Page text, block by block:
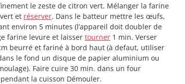
le zeste de citron vert. Mélanger la farine
et réserver. Dans le batteur mettre les œufs,
environ 5 minutes (l’appareil doit doubler de
farine levure et laisser tourner 1 min. Verser
beurré et fariné à bord haut (à defaut, utiliser
le fond un disque de papier aluminium ou
Faire cuire 30 min. dans un four
la cuisson Démouler.